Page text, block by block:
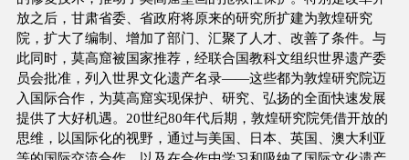
放之后，甘肃省委、省政府将原来的研究所扩建为敦煌研究
院，扩大了编制、增加了部门、汇聚了人才、改善了条件。与
此同时，莫高窟被国家推荐，经联合国教科文组织世界遗产委
员会批准，列入世界文化遗产名录——这些都为敦煌研究院迈
入国际合作，为莫高窟实现保护、研究、弘扬的全面快速发展
提供了大好机遇。20世纪80年代后期，敦煌研究院凭借开放的
思维，以国际化的视野，通过与美国、日本、英国、澳大利亚